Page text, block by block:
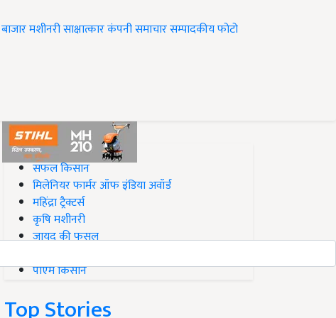
बाजारमशीनरीसाक्षात्कारकंपनी समाचारसम्पादकीयफोटो
#Top on Krishi Jagran
सफल किसान
मिलेनियर फार्मर ऑफ इंडिया अवॉर्ड
महिंद्रा ट्रैक्टर्स
कृषि मशीनरी
जायद की फसल
पीएम किसान
Top Stories